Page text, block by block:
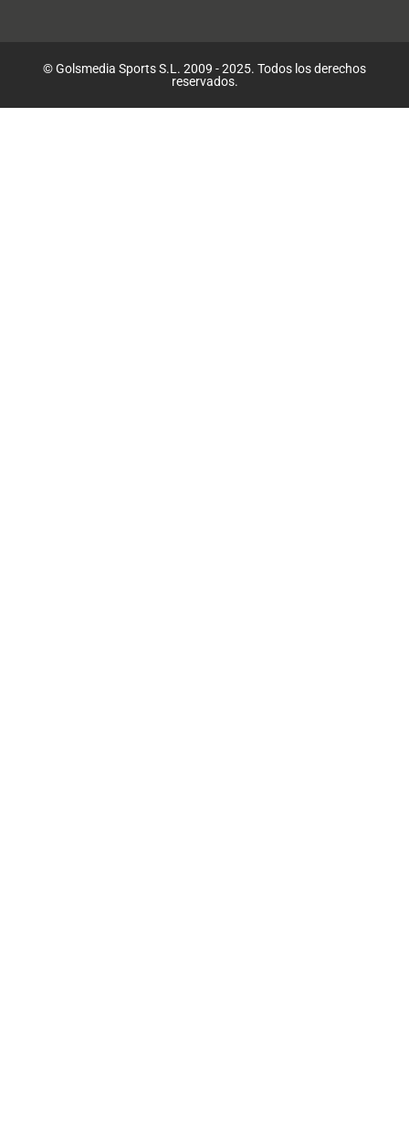
© Golsmedia Sports S.L. 2009 - 2025. Todos los derechos
reservados.